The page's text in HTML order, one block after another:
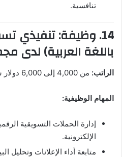
تنافسية.
14. وظيفة: تنفيذي
باللغة العربية) لدى
الراتب: من 4,000 إلى 6,000 دولار شهريًا
المهام الوظيفية:
إدارة الحملات التسويقية
الإلكترونية.
متابعة أداء الإعلانات وتحليل